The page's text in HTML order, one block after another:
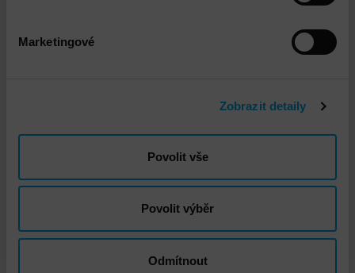
Marketingové
Zobrazit detaily
Povolit vše
Povolit výběr
Odmítnout